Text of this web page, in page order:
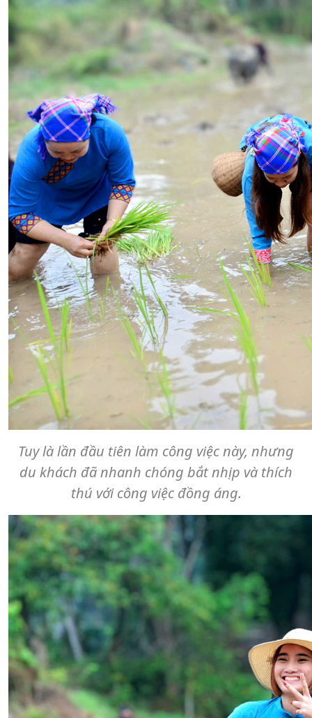
Tuy là lần đầu tiên làm công việc này, nhưng
du khách đã nhanh chóng bắt nhịp và thích
thú với công việc đồng áng.